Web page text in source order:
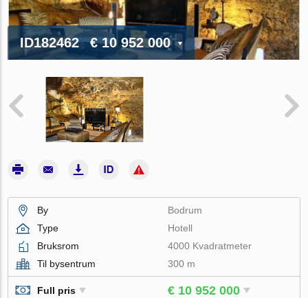
ID182462 € 10 952 000
By
Bodrum
Type
Hotell
Bruksrom
4000 Kvadratmeter
Til bysentrum
300 m
Full pris € 10 952 000